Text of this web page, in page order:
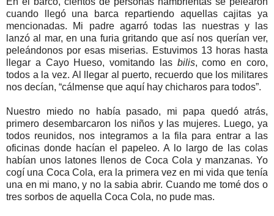
cuando llegó una barca repartiendo aquellas cajitas ya
mencionadas. Mi padre agarró todas las nuestras y las
lanzó al mar, en una furia gritando que así nos querían ver,
peleándonos por esas miserias. Estuvimos 13 horas hasta
llegar a Cayo Hueso, vomitando las bilis, como en coro,
todos a la vez. Al llegar al puerto, recuerdo que los militares
nos decían, “cálmense que aquí hay chicharos para todos”.
Nuestro miedo no había pasado, mi papa quedó atrás,
primero desembarcaron los niños y las mujeres. Luego, ya
todos reunidos, nos integramos a la fila para entrar a las
oficinas donde hacían el papeleo. A lo largo de las colas
habían unos latones llenos de Coca Cola y manzanas. Yo
cogí una Coca Cola, era la primera vez en mi vida que tenía
una en mi mano, y no la sabia abrir. Cuando me tomé dos o
tres sorbos de aquella Coca Cola, no pude mas.